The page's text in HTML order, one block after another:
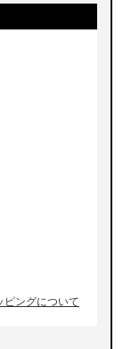
ピングについて